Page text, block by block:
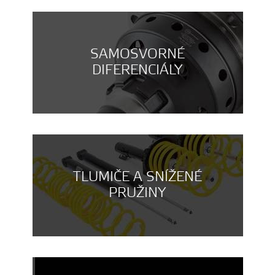
SAMOSVORNÉ
DIFERENCIÁLY
TLUMIČE A SNÍŽENÉ
PRUŽINY